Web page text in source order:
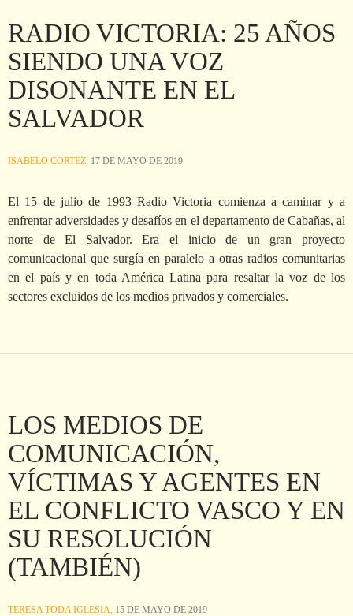
RADIO VICTORIA: 25 AÑOS
SIENDO UNA VOZ
DISONANTE EN EL
SALVADOR
ISABELO CORTEZ, 17 DE MAYO DE 2019
El 15 de julio de 1993 Radio Victoria comienza a caminar y a
enfrentar adversidades y desafíos en el departamento de Cabañas, al
norte de El Salvador. Era el inicio de un gran proyecto
comunicacional que surgía en paralelo a otras radios comunitarias
en el país y en toda América Latina para resaltar la voz de los
sectores excluidos de los medios privados y comerciales.
LOS MEDIOS DE
COMUNICACIÓN,
VÍCTIMAS Y AGENTES EN
EL CONFLICTO VASCO Y EN
SU RESOLUCIÓN
(TAMBIÉN)
TERESA TODA IGLESIA, 15 DE MAYO DE 2019